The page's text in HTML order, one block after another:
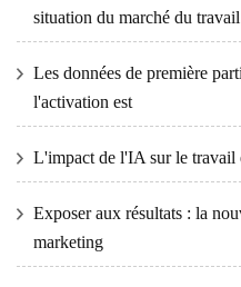
situation du marché du
Les données de première
l'activation est
L'impact de l'IA sur le travail
Exposer aux résultats : la
marketing